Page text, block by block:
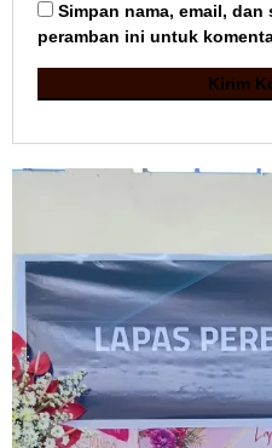
Simpan nama, email,
peramban ini untuk